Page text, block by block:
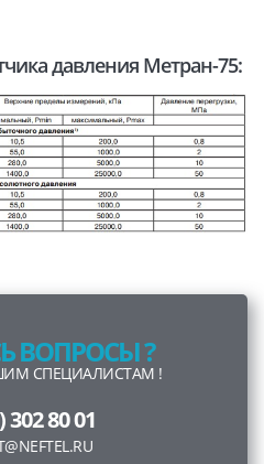
давления Метран-75:
ВОПРОСЫ ?
СПЕЦИАЛИСТАМ !
302 80 01